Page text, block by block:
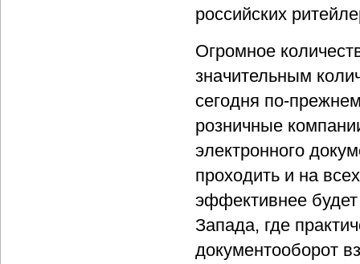
российских
Огромное
значительным
сегодня по-
розничные
электронного
проходить и на
эффективнее будет
Запада, где
документооборот